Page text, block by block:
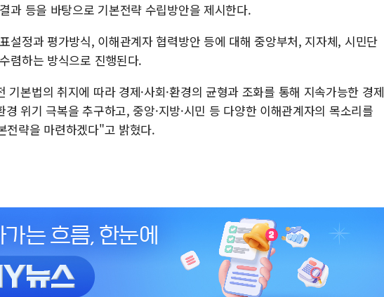
과 등을 바탕으로 기본전략 수립방안을 제시한다.
설정과 평가방식, 이해관계자 협력방안 등에 대해 중앙부처, 지자체, 시민단
렴하는 방식으로 진행된다.
기본법의 취지에 따라 경제·사회·환경의 균형과 조화를 통해 지속가능한 경제
경 위기 극복을 추구하고, 중앙·지방·시민 등 다양한 이해관계자의 목소리를
전략을 마련하겠다"고 밝혔다.